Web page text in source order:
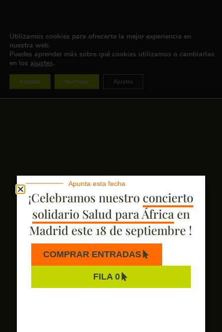
HAZTE SOCIO
Utilizamos cookies para ofrecerte la mejor experiencia en
nuestra web.
Puedes aprender más sobre qué cookies utilizamos o cambiarlas
en los ajustes.
Aceptar Rechazar Ajustes
Apunta esta fecha
¡Celebramos nuestro concierto
solidario Salud para África en
Madrid este 18 de septiembre !
COMPRAR ENTRADAS
FILA 0